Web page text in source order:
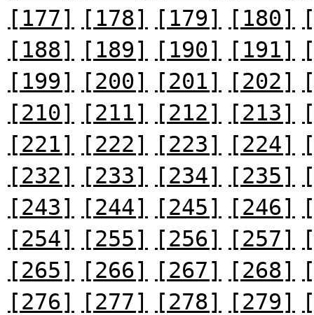
[177]
[178] [179] [180]
[188]
[189] [190] [191]
[199]
[200] [201] [202]
[210]
[211] [212] [213]
[221]
[222] [223] [224]
[232]
[233] [234] [235]
[243]
[244] [245] [246]
[254]
[255] [256] [257]
[265]
[266] [267] [268]
[276]
[277] [278] [279]